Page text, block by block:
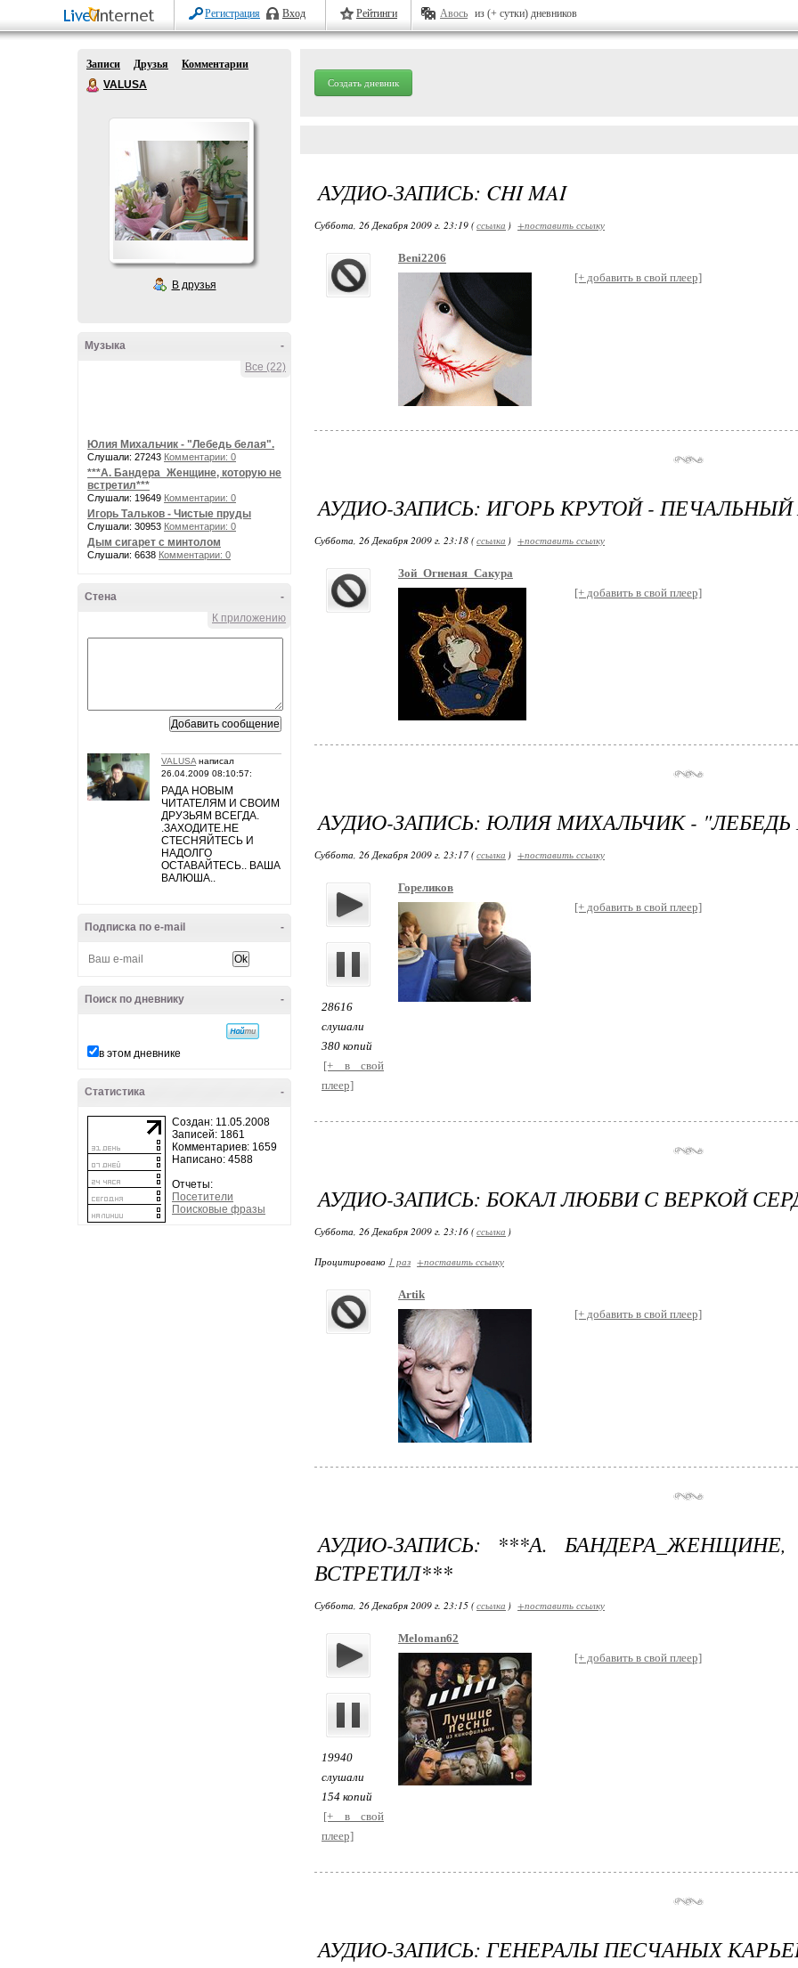
Регистрация Вход Рейтинги Авось из (+ сутки) дневников
Записи Друзья
Комментарии
VALUSA
В друзья
-
Музыка
Все (22)
Юлия Михальчик - "Лебедь белая".
Слушали: 27243 Комментарии: 0
***А. Бандера_Женщине, которую не
встретил***
Слушали: 19649 Комментарии: 0
Игорь Тальков - Чистые пруды
Слушали: 30953 Комментарии: 0
Дым сигарет с минтолом
Слушали: 6638 Комментарии: 0
-
Стена
К приложению
VALUSA написал
26.04.2009 08:10:57:
РАДА НОВЫМ
ЧИТАТЕЛЯМ И СВОИМ
ДРУЗЬЯМ ВСЕГДА.
.ЗАХОДИТЕ.НЕ
СТЕСНЯЙТЕСЬ И
НАДОЛГО
ОСТАВАЙТЕСЬ.. ВАША
ВАЛЮША..
-
Подписка по e-mail
-
Поиск по дневнику
в этом дневнике
-
Статистика
Создан: 11.05.2008
Записей: 1861
Комментариев: 1659
Написано: 4588
Отчеты:
Посетители
Поисковые фразы
Создать дневник
АУДИО-ЗАПИСЬ: CHI MAI
Суббота, 26 Декабря 2009 г. 23:19 (ссылка ) +поставить ссылку
Beni2206
[+ добавить в свой плеер]
АУДИО-ЗАПИСЬ: ИГОРЬ КРУТОЙ -
Суббота, 26 Декабря 2009 г. 23:18 (ссылка ) +поставить ссылку
Зой_Огненая_Сакура
[+ добавить в свой плеер]
АУДИО-ЗАПИСЬ: ЮЛИЯ МИХАЛЬЧИК - "ЛЕБЕДЬ
Суббота, 26 Декабря 2009 г. 23:17 (ссылка ) +поставить ссылку
28616
слушали
380 копий
[+ в свой
плеер]
Гореликов
[+ добавить в свой плеер]
АУДИО-ЗАПИСЬ: БОКАЛ ЛЮБВИ С ВЕРКОЙ
Суббота, 26 Декабря 2009 г. 23:16 (ссылка )
Процитировано 1 раз +поставить ссылку
Artik
[+ добавить в свой плеер]
АУДИО-ЗАПИСЬ: ***А.
ВСТРЕТИЛ***
Суббота, 26 Декабря 2009 г. 23:15 (ссылка ) +поставить ссылку
19940
слушали
154 копий
[+ в свой
плеер]
Meloman62
[+ добавить в свой плеер]
АУДИО-ЗАПИСЬ: ГЕНЕРАЛЫ ПЕСЧАНЫХ